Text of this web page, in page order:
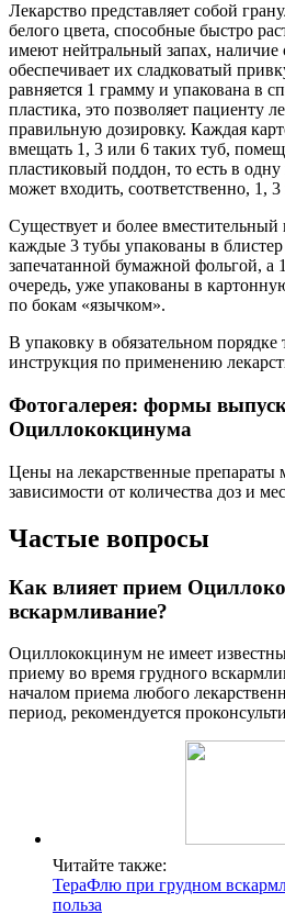
Лекарство представляет собой
белого цвета, способные быстро
имеют нейтральный запах, наличие
обеспечивает их сладковатый
равняется 1 грамму и упакована в
пластика, это позволяет пациенту
правильную дозировку. Каждая
вмещать 1, 3 или 6 таких туб,
пластиковый поддон, то есть в
может входить, соответственно, 1,
Существует и более вместительный
каждые 3 тубы упакованы в
запечатанной бумажной фольгой, а
очередь, уже упакованы в
по бокам «язычком».
В упаковку в обязательном порядке
инструкция по применению
Фотогалерея: формы
Оциллококцинума
Цены на лекарственные препараты
зависимости от количества доз и
Частые вопросы
Как влияет прием
вскармливание?
Оциллококцинум не имеет
приему во время грудного
началом приема любого
период, рекомендуется
Читайте также:
ТераФлю при грудном
польза